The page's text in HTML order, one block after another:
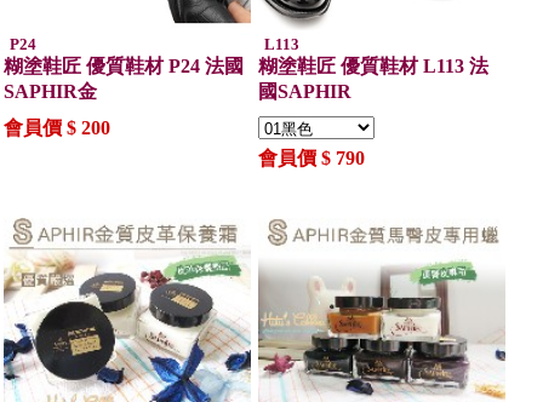
P24
糊塗鞋匠 優質鞋材 P24 法國
SAPHIR金
會員價 $ 200
L113
糊塗鞋匠 優質鞋材 L113 法
國SAPHIR
會員價 $ 790